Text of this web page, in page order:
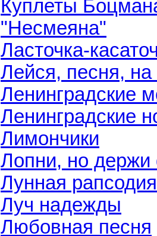
Куплеты
"Несмеяна"
Ласточка-
Лейся, песня, на
Ленинградские
Ленинградские
Лимончики
Лопни, но
Лунная рапсодия
Луч надежды
Любовная песня